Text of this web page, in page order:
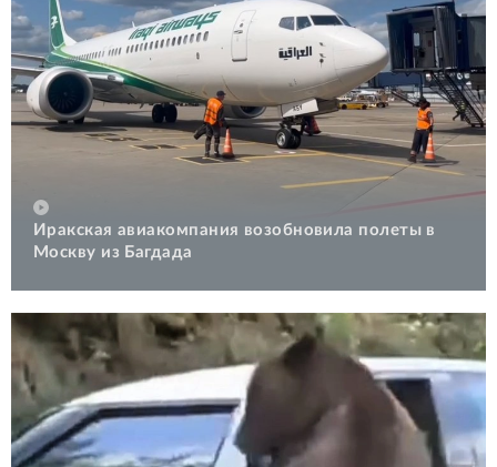
Иракская авиакомпания возобновила полеты в
Москву из Багдада